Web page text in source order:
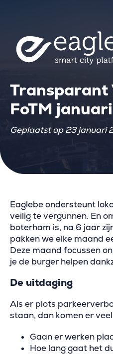
Transparant
FoTM
Geplaatst op 23 januari
Eaglebe ondersteunt
veilig te vergunnen. En
boterham is, na 6 jaar
pakken we elke maand
Deze maand focussen
je de burger helpen
De uitdaging
Als er plots
staan, dan komen er
Gaan er werken
Hoe lang gaat het